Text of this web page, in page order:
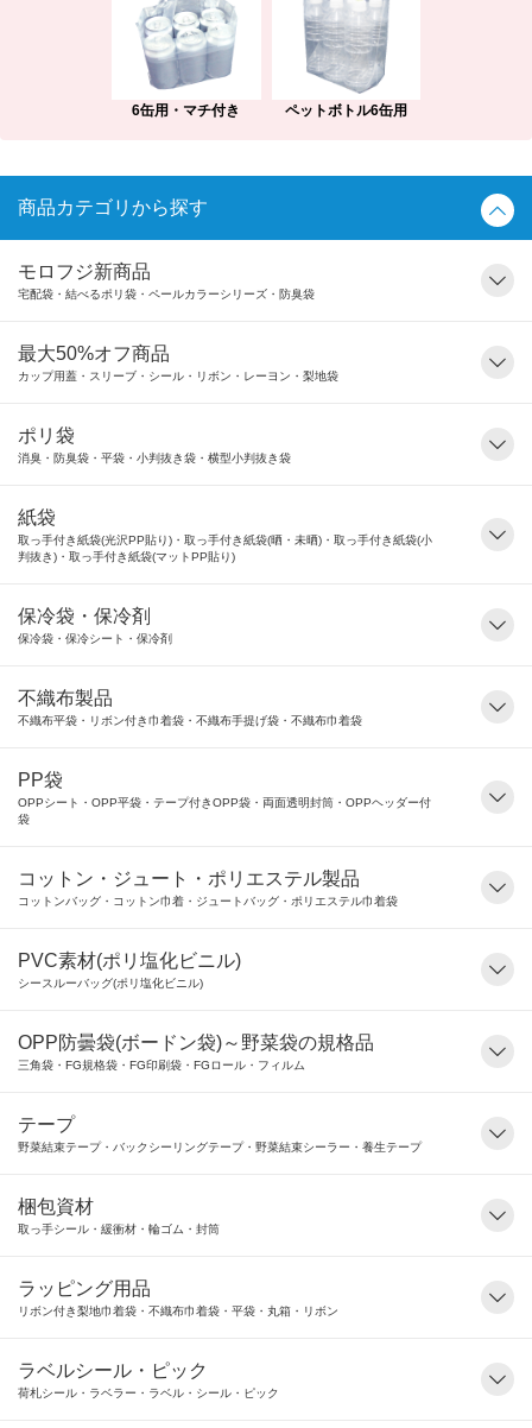
6缶用・マチ付き ペットボトル6缶用
商品カテゴリから探す
モロフジ新商品
宅配袋・結べるポリ袋・ペールカラーシリーズ・防臭袋
最大50%オフ商品
カップ用蓋・スリーブ・シール・リボン・レーヨン・梨地袋
ポリ袋
消臭・防臭袋・平袋・小判抜き袋・横型小判抜き袋
紙袋
取っ手付き紙袋(光沢PP貼り)・取っ手付き紙袋(晒・未晒)・取っ手付き紙袋(小
判抜き)・取っ手付き紙袋(マットPP貼り)
保冷袋・保冷剤
保冷袋・保冷シート・保冷剤
不織布製品
不織布平袋・リボン付き巾着袋・不織布手提げ袋・不織布巾着袋
PP袋
OPPシート・OPP平袋・テープ付きOPP袋・両面透明封筒・OPPヘッダー付
袋
コットン・ジュート・ポリエステル製品
コットンバッグ・コットン巾着・ジュートバッグ・ポリエステル巾着袋
PVC素材(ポリ塩化ビニル)
シースルーバッグ(ポリ塩化ビニル)
OPP防曇袋(ボードン袋)～野菜袋の規格品
三角袋・FG規格袋・FG印刷袋・FGロール・フィルム
テープ
野菜結束テープ・バックシーリングテープ・野菜結束シーラー・養生テープ
梱包資材
取っ手シール・緩衝材・輪ゴム・封筒
ラッピング用品
リボン付き梨地巾着袋・不織布巾着袋・平袋・丸箱・リボン
ラベルシール・ピック
荷札シール・ラベラー・ラベル・シール・ピック